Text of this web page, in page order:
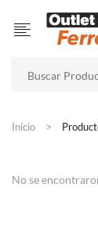
Inicio
No se